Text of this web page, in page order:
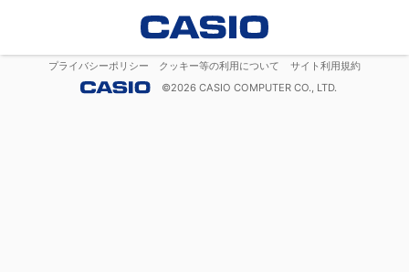
プライバシーポリシー クッキー等の利用について
サイト利用規約
©2026 CASIO COMPUTER CO., LTD.